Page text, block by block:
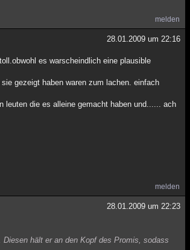
melden
28.01.2009 um 22:16
es warscheindlich eine plausible
gezeigt haben waren zum lachen. einfach
leuten die es alleine gemacht haben und...... ach
melden
28.01.2009 um 22:23
hält er an den Kopf des Promis, sodass